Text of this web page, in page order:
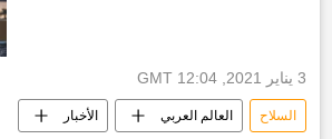
3 يناير 2021, 12:04 GMT
السلاح العالم العربي الأخبار